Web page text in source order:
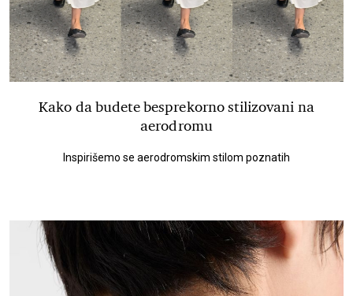
Kako da budete besprekorno stilizovani na
aerodromu
Inspirišemo se aerodromskim stilom poznatih